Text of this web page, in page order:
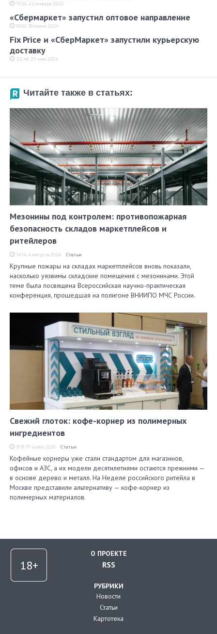
13:26, 22 января 2025
«Сбермаркет» запустил оптовое направление
10:02, 18 июня 2024
Fix Price и «СберМаркет» запустили курьерскую
доставку
22:40, 27 мая 2024
Читайте также в статьях:
Мезонины под контролем: противопожарная
безопасность складов маркетплейсов и
ритейлеров
14:14, 4 августа 2026 Статьи
Крупные пожары на складах маркетплейсов вновь показали,
насколько уязвимы складские помещения с мезонинами. Этой
теме была посвящена Всероссийская научно-практическая
конференция, прошедшая на полигоне ВНИИПО МЧС России.
Свежий глоток: кофе-корнер из полимерных
ингредиентов
11:19, 17 июля 2026 Статьи
Кофейные корнеры уже стали стандартом для магазинов,
офисов и АЗС, а их модели десятилетиями остаются прежними —
в основе дерево и металл. На Неделе российского ритейла в
Москве представили альтернативу — кофе-корнер из
полимерных материалов.
О ПРОЕКТЕ
RSS
РУБРИКИ
Новости
Статьи
Картотека